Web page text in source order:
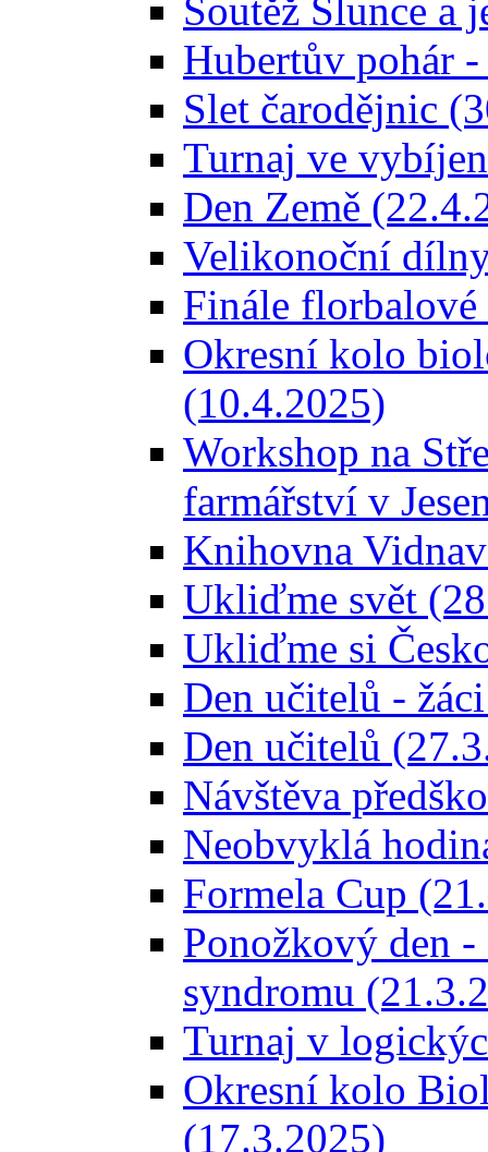
Soutěž Slunce a
Hubertův pohár
Slet čarodějnic
Turnaj ve
Den Země
Velikonoční
Finále
Okresní kolo
(10.4.2025)
Workshop na
farmářství v
Knihovna
Ukliďme svět
Ukliďme si
Den učitelů -
Den učitelů
Návštěva
Neobvyklá
Formela Cup
Ponožkový den
syndromu
Turnaj v
Okresní kolo
(17.3.2025)